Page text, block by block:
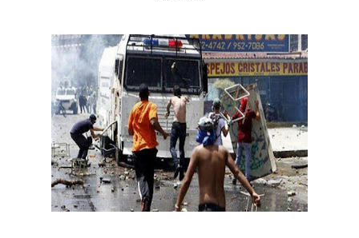
Impulsan plan estratégico de seguridad ciudadana
Mérida impulsa desarrollo económico con taller de
Fomficc consolida alianzas e impulsa la economía
Niños de Estudiantes de Mérida sembraron 110
Corposalud y Secretaría Social fortalecen la atención